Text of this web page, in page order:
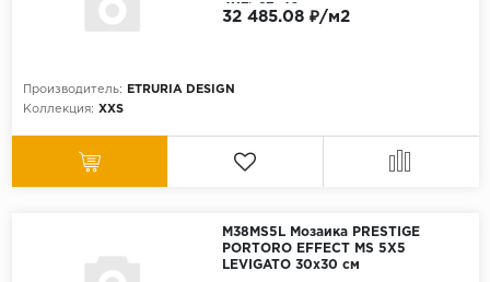
4X7) 27x40 см
Производитель:
ETRURIA DESIGN
Коллекция: XXS
32 485.08 ₽/м2
M38MS5L Мозаика PRESTIGE
PORTORO EFFECT MS 5X5
LEVIGATO 30x30 см